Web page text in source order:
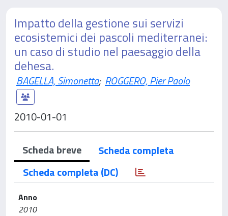
Impatto della gestione sui servizi
ecosistemici dei pascoli mediterranei:
un caso di studio nel paesaggio della
dehesa.
BAGELLA, Simonetta; ROGGERO, Pier Paolo
2010-01-01
Scheda breve
Scheda completa
Scheda completa (DC)
Anno
2010